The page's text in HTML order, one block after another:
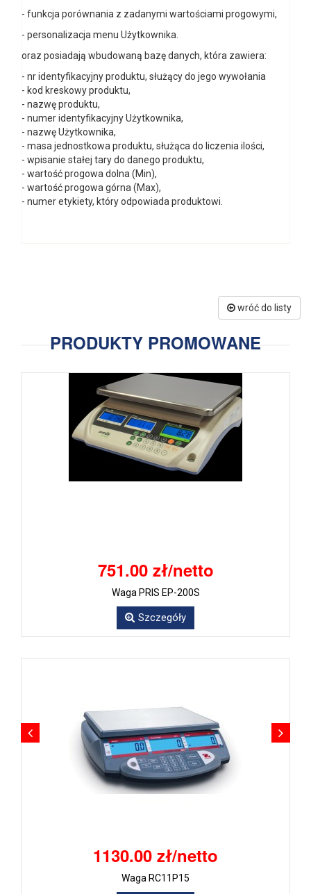
- funkcja porównania z zadanymi wartościami progowymi,
- personalizacja menu Użytkownika.
oraz posiadają wbudowaną bazę danych, która zawiera:
- nr identyfikacyjny produktu, służący do jego wywołania
- kod kreskowy produktu,
- nazwę produktu,
- numer identyfikacyjny Użytkownika,
- nazwę Użytkownika,
- masa jednostkowa produktu, służąca do liczenia ilości,
- wpisanie stałej tary do danego produktu,
- wartość progowa dolna (Min),
- wartość progowa górna (Max),
- numer etykiety, który odpowiada produktowi.
wróć do listy
PRODUKTY PROMOWANE
751.00 zł/netto
Waga PRIS EP-200S
Szczegóły
1130.00 zł/netto
Waga RC11P15